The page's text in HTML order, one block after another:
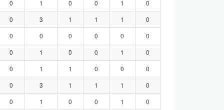
0 1 0 0 1
0
0
3 1 1 1
0
0
0 0 0 0
0
0
1 0 0 1
0
0
1 1 0 0
0
0
3 1 1 1
0
0
1 0 0 1
0